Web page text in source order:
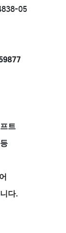
트
다.